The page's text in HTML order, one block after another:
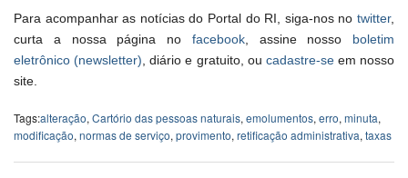
Para acompanhar as notícias do Portal do RI, siga-nos no twitter,
curta a nossa página no facebook, assine nosso boletim
eletrônico (newsletter) , diário e gratuito, ou cadastre-seem nosso
site.
Tags:alteração, Cartório das pessoas naturais, emolumentos, erro, minuta,
modificação, normas de serviço, provimento, retificação administrativa, taxas